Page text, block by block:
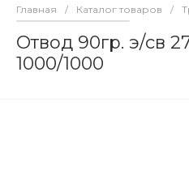
Главная / Каталог товаров /
Отвод 90гр. э/св
1000/1000